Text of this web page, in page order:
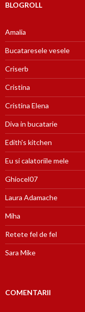
BLOGROLL
Amalia
Bucataresele vesele
Criserb
Cristina
Cristina Elena
Diva in bucatarie
Edith's kitchen
Eu si calatoriile mele
Ghiocel07
Laura Adamache
Miha
Retete fel de fel
Sara Mike
COMENTARII